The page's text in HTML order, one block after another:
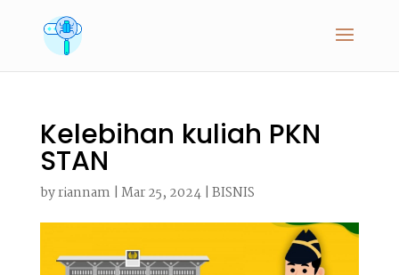
Kelebihan kuliah PKN
STAN
byriannam | Mar 25, 2024| BISNIS